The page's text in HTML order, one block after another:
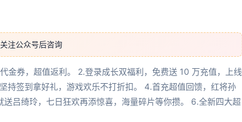
注公众号后咨询
金券，超值返利。 2.登录成长双福利，免费送 10 万充值，上线
持签到拿好礼，游戏欢乐不打折扣。 4.首充超值回馈，红将孙
吕绮玲，七日狂欢再添惊喜，海量碎片等你攒。 6.全新四大超